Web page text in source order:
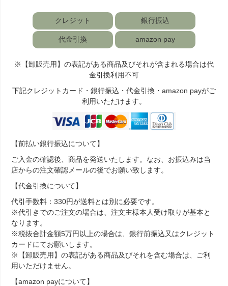
クレジット 銀行振込
代金引換 amazon pay
※【卸販売用】の表記がある商品及びそれが含まれる場合は代
金引換利用不可
下記クレジットカード・銀行振込・代金引換・amazon payがご
利用いただけます。
【前払い銀行振込について】
ご入金の確認後、商品を発送いたします。なお、お振込みは当
店からの注文確認メールの後でお願い致します。
【代金引換について】
代引手数料：330円が送料とは別に必要です。
※代引きでのご注文の場合は、注文主様本人受け取りが基本と
なります。
※税抜合計金額5万円以上の場合は、銀行前振込又はクレジット
カードにてお願いします。
※【卸販売用】の表記がある商品及びそれを含む場合は、ご利
用いただけません。
【amazon payについて】